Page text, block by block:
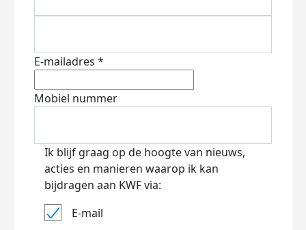
E-mailadres *
Mobiel nummer
Ik blijf graag op de hoogte van nieuws,
acties en manieren waarop ik kan
bijdragen aan KWF via:
E-mail